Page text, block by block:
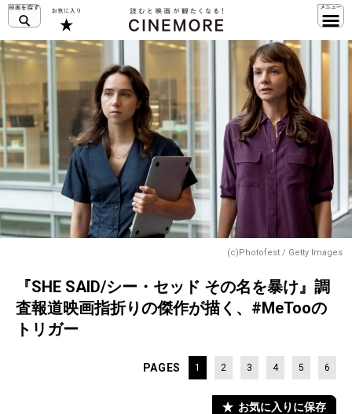
(c)Photofest / Getty Images
『SHE SAID/シー・セッド その名を暴け』調
査報道映画指折りの傑作が描く、#MeTooの
トリガー
PAGES 1 2 3 4 5 6
お気に入りに保存